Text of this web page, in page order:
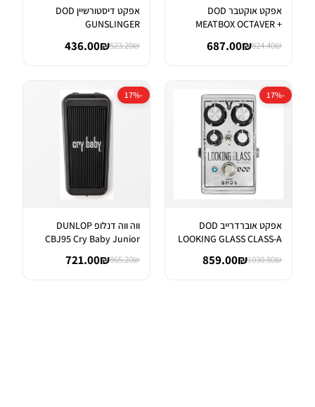
אפקט אוקטבר DOD
MEATBOX OCTAVER +
824.40₪
687.00₪
אפקט דיסטורשיין DOD
GUNSLINGER
523.20₪
436.00₪
-17%
אפקט אוברדרייב DOD
LOOKING GLASS CLASS-A
1030.80₪
859.00₪
-17%
ווה ווה דנלופ DUNLOP
CBJ95 Cry Baby Junior
865.20₪
721.00₪